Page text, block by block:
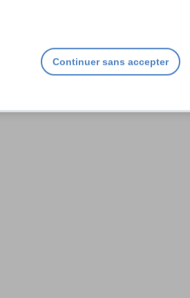
Continuer sans accepter